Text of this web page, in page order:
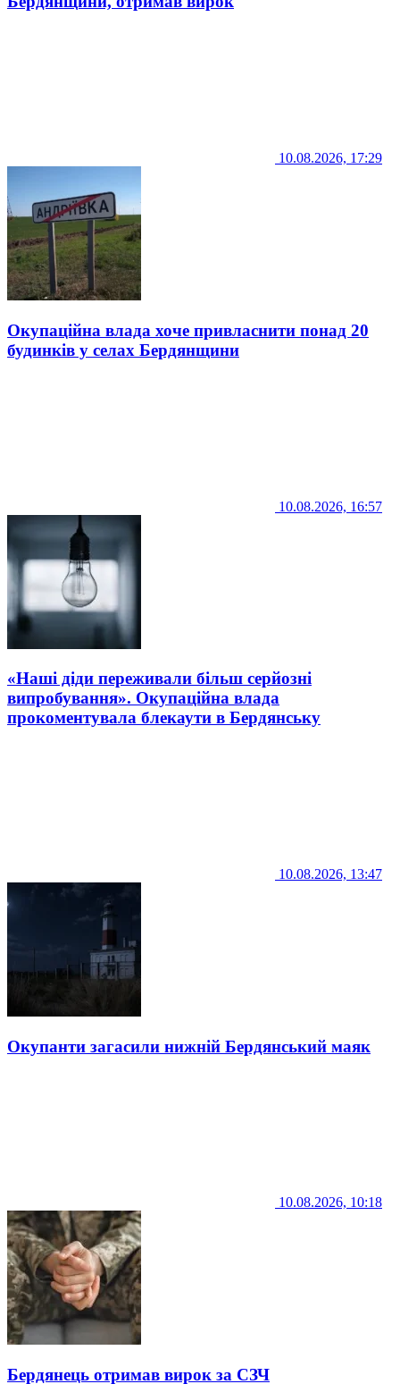
10.08.2026, 17:29
Окупаційна влада хоче привласнити понад 20
будинків у селах Бердянщини
10.08.2026, 16:57
«Наші діди переживали більш серйозні
випробування». Окупаційна влада
прокоментувала блекаути в Бердянську
10.08.2026, 13:47
Окупанти загасили нижній Бердянський маяк
10.08.2026, 10:18
Бердянець отримав вирок за СЗЧ